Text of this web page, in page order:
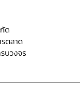
ด
ตลาด
บวงจร